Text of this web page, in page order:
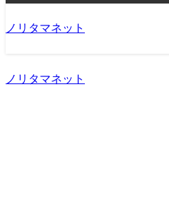
ノリタマネット
ノリタマネット